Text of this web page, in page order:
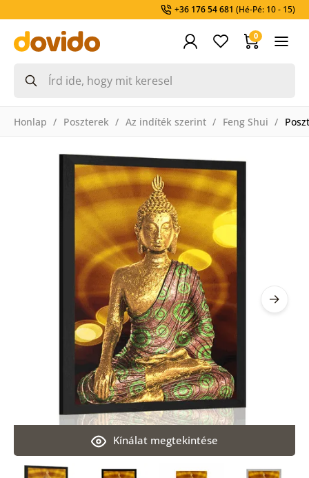
+36 176 54 681 (Hé-Pé: 10 - 15)
0
Honlap Poszterek Az indíték szerint Feng Shui
Kínálat megtekintése